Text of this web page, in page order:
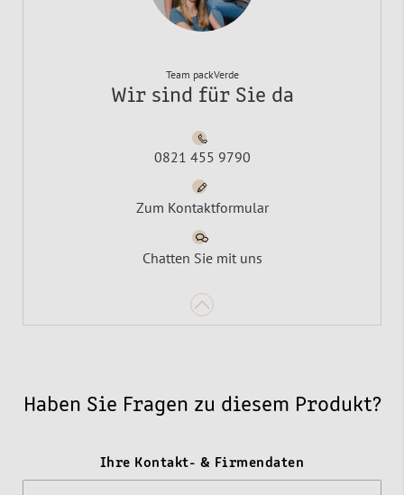
Team packVerde
Wir sind für Sie da
0821 455 9790
Zum Kontaktformular
Chatten Sie mit uns
Haben Sie Fragen zu diesem Produkt?
Ihre Kontakt- & Firmendaten